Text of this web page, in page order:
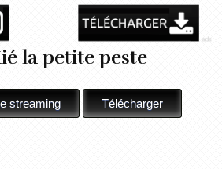
la petite peste